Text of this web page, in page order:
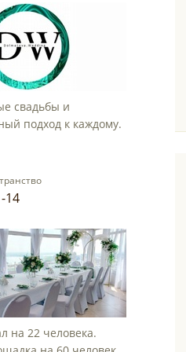
свадьбы и
подход к каждому.
14
на 22 человека.